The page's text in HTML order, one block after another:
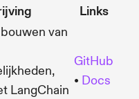
Links
van
LangChain
GitHub
• Docs